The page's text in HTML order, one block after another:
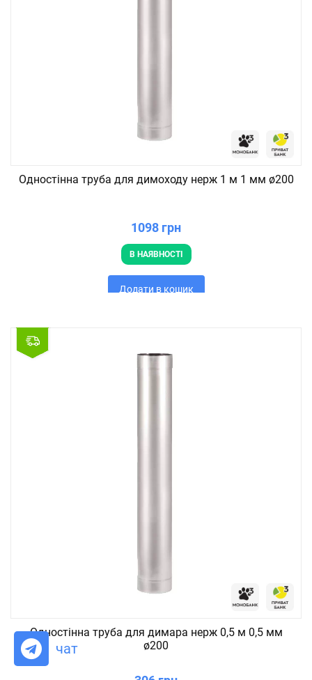
чат
Одностінна труба для димоходу нерж 1 м 1 мм ø200
1098 грн
В НАЯВНОСТІ
Додати в кошик
Одностінна труба для димара нерж 0,5 м 0,5 мм
ø200